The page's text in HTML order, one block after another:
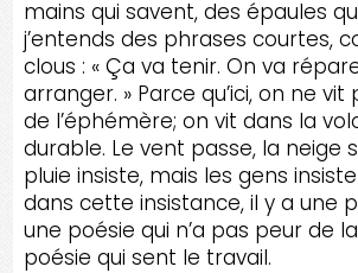
mains qui savent, des épaules
j’entends des phrases courtes,
clous : « Ça va tenir. On va
arranger. » Parce qu’ici, on ne vit
de l’éphémère; on vit dans la
durable. Le vent passe, la neige
pluie insiste, mais les gens
dans cette insistance, il y a une
une poésie qui n’a pas peur de
poésie qui sent le travail.